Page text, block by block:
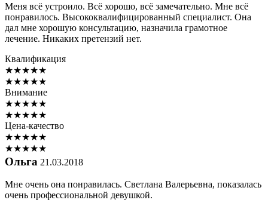
Меня всё устроило. Всё хорошо, всё замечательно. Мне всё
понравилось. Высококвалифицированный специалист. Она
дал мне хорошую консультацию, назначила грамотное
лечение. Никаких претензий нет.
Квалификация
★★★★★
★★★★★
Внимание
★★★★★
★★★★★
Цена-качество
★★★★★
★★★★★
Ольга 21.03.2018
Мне очень она понравилась. Светлана Валерьевна, показалась
очень профессиональной девушкой.